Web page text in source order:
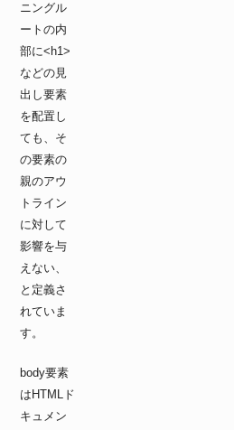
ニングル
ートの内
部に<h1>
などの見
出し要素
を配置し
ても、そ
の要素の
親のアウ
トライン
に対して
影響を与
えない、
と定義さ
れていま
す。
body要素
はHTMLド
キュメン